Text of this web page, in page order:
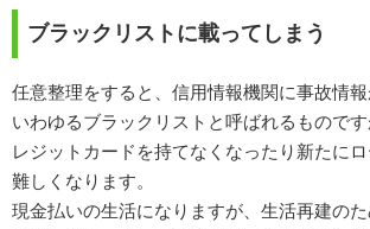
ブラックリストに載ってしまう
任意整理をすると、信用情報機関に事故情報
いわゆるブラックリストと呼ばれるもので
レジットカードを持てなくなったり新たに
難しくなります。
現金払いの生活になりますが、生活再建の